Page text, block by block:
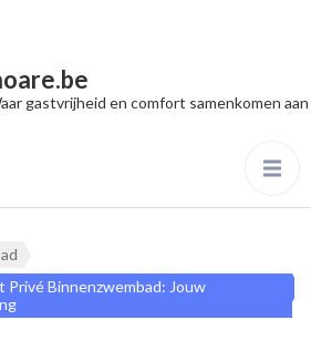
gastvrijheid en comfort samenkomen aan
Privé Binnenzwembad: Jouw